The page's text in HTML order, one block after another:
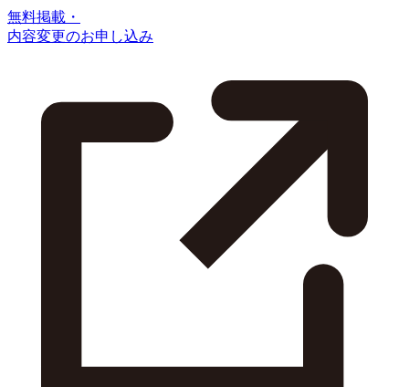
無料掲載・
内容変更のお申し込み